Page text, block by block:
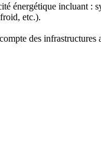
énergétique incluant :
etc.).
des infrastructures